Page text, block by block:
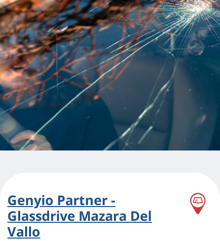
Genyio Partner -
Glassdrive Mazara Del
Vallo